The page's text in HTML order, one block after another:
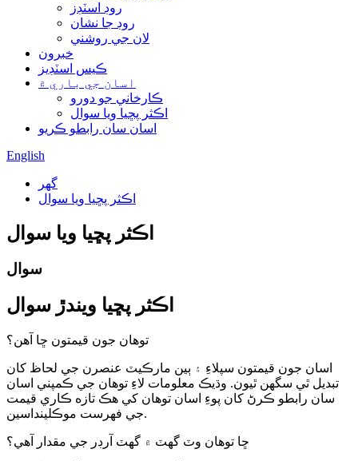
روڊ اسٽڊز
روڊ جا نشان
لان جي روشني
خبرون
ڪيس اسٽڊيز
اسان جي باري ۾
ڪارخاني جو دورو
اڪثر پڇيا ويا سوال
اسان سان رابطو ڪريو
English
گھر
اڪثر پڇيا ويا سوال
اڪثر پڇيا ويا سوال
سوال
اڪثر پڇيا ويندڙ سوال
توهان جون قيمتون ڇا آهن؟
اسان جون قيمتون سپلاءِ ۽ ٻين مارڪيٽ عنصرن جي لحاظ کان
تبديل ٿي سگهن ٿيون. وڌيڪ معلومات لاءِ توهان جي ڪمپني اسان
سان رابطو ڪرڻ کان پوءِ اسان توهان کي هڪ تازه ڪاري قيمت
جي فهرست موڪلينداسين.
ڇا توهان وٽ گهٽ ۾ گهٽ آرڊر جي مقدار آهي؟